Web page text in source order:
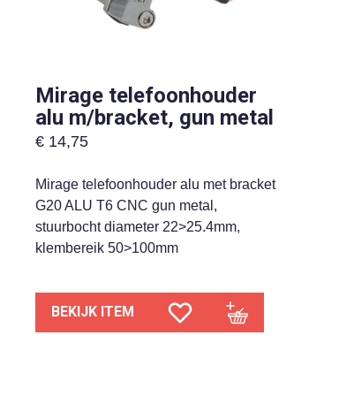
Mirage telefoonhouder
alu m/bracket, gun metal
€ 14,75
Mirage telefoonhouder alu met bracket
G20 ALU T6 CNC gun metal,
stuurbocht diameter 22>25.4mm,
klembereik 50>100mm
BEKIJK ITEM